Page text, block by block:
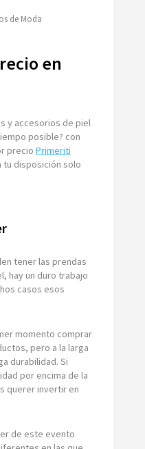
de Moda
en
y accesorios de piel
posible? con
precio Primeriti
tu disposición solo
tener las prendas
hay un duro trabajo
casos esos
momento comprar
pero a la larga
durabilidad. Si
por encima de la
querer invertir en
de este evento